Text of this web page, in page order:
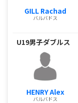
GILL Rachad
バルバドス
U19男子ダブルス
HENRY Alex
バルバドス